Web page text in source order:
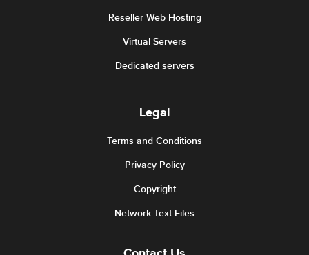
Reseller Web Hosting
Virtual Servers
Dedicated servers
Legal
Terms and Conditions
Privacy Policy
Copyright
Network Text Files